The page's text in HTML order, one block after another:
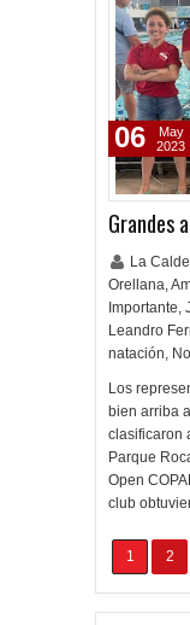
Grandes
La
Orellana,
Importante,
Leandro
natación,
Los
bien arriba
clasificaron
Parque
Open
club
06
May
2023
1 2